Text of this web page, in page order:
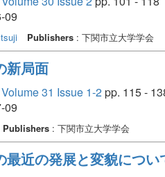
09
Publishers : 下関市立大学学会
新局面
31 Issue 1-2pp. 115 -
09
Publishers : 下関市立大学学会
最近の発展と変貌につい